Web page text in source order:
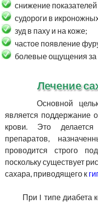
снижение
судороги в
зуд в паху и на коже;
частое появление
болевые ощущения за
Лечение
Основной целью
является поддержание
крови. Это
препаратов,
проводится строго
поскольку существует
сахара, приводящего к
При I типе диабета